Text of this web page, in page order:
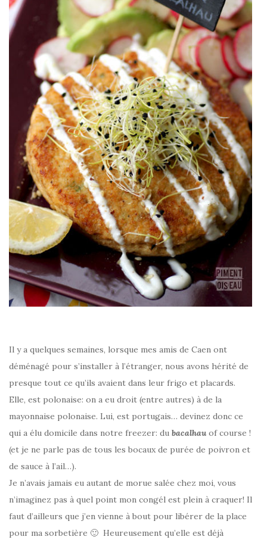
Il y a quelques semaines, lorsque mes amis de Caen ont
déménagé pour s’installer à l’étranger, nous avons hérité de
presque tout ce qu’ils avaient dans leur frigo et placards.
Elle, est polonaise: on a eu droit (entre autres) à de la
mayonnaise polonaise. Lui, est portugais… devinez donc ce
qui a élu domicile dans notre freezer: du bacalhau of course !
(et je ne parle pas de tous les bocaux de purée de poivron et
de sauce à l’ail…).
Je n’avais jamais eu autant de morue salée chez moi, vous
n’imaginez pas à quel point mon congél est plein à craquer! Il
faut d’ailleurs que j’en vienne à bout pour libérer de la place
pour ma sorbetière 🙂 Heureusement qu’elle est déjà